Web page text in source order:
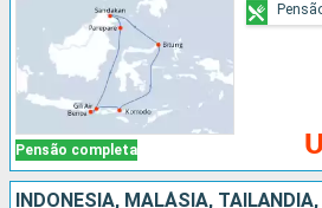
Pensão completa